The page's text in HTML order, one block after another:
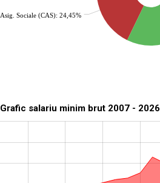
Asig. Sociale (CAS): 24,45%
Grafic salariu minim brut 2007 - 2026